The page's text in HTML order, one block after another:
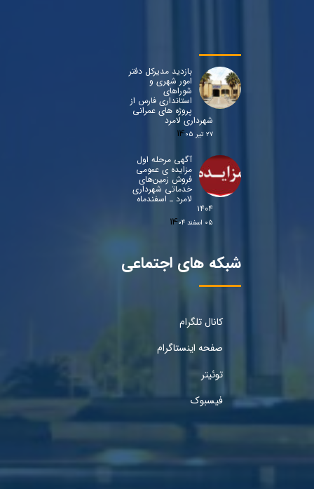
بازدید مدیرکل دفتر
امور شهری و
شوراهای
استانداری فارس از
پروژه های عمرانی
شهرداری لامرد
۲۷ تیر ۰۵
آگهی مرحله اول
مزایده ی عمومی
فروش زمین‌های
خدماتی شهرداری
لامرد ـ اسفندماه
۱۴۰۴
۰۵ اسفند ۰۴
شبکه های اجتماعی
کانال تلگرام
صفحه اینستاگرام
توئیتر
فیسبوک